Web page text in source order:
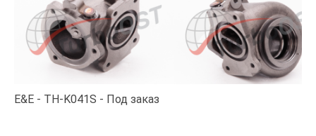
E&E TH-K041S Под заказ